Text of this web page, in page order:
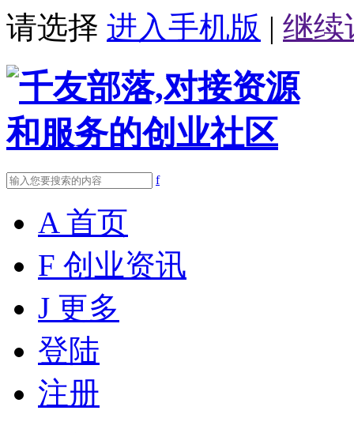
请选择 进入手机版 | 继续
f
A 首页
F 创业资讯
J 更多
登陆
注册